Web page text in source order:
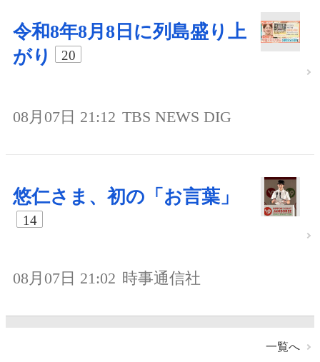
令和8年8月8日に列島盛り上
がり
20
08月07日 21:12 TBS NEWS DIG
悠仁さま、初の「お言葉」
14
08月07日 21:02 時事通信社
一覧へ